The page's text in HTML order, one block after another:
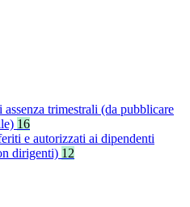
assenza trimestrali (da pubblicare
16
e autorizzati ai dipendenti
dirigenti) 12